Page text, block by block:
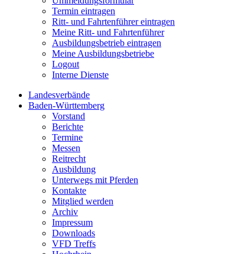
Termin eintragen
Ritt- und Fahrtenführer eintragen
Meine Ritt- und Fahrtenführer
Ausbildungsbetrieb eintragen
Meine Ausbildungsbetriebe
Logout
Interne Dienste
Landesverbände
Baden-Württemberg
Vorstand
Berichte
Termine
Messen
Reitrecht
Ausbildung
Unterwegs mit Pferden
Kontakte
Mitglied werden
Archiv
Impressum
Downloads
VFD Treffs